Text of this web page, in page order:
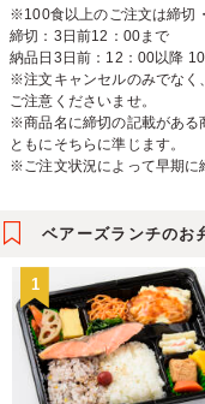
※100食以上のご注文は締切
締切：3日前12：00まで
納品日3日前：12：00以降
※注文キャンセルのみでなく
ご注意くださいませ。
※商品名に締切の記載がある
ともにそちらに準じます。
※ご注文状況によって早期に
ベアーズランチのお
1